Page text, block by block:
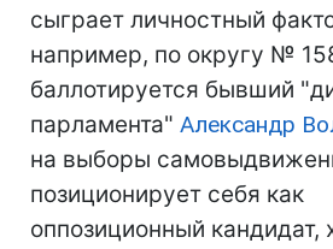
сыграет личностный
например, по округу №
баллотируется бывший
парламента" Александр
на выборы
позиционирует себя как
оппозиционный кандидат,